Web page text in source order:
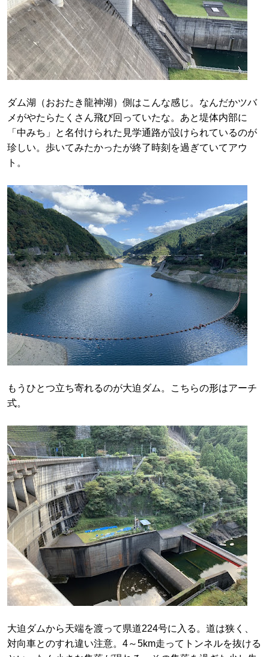
ダム湖（おおたき龍神湖）側はこんな感じ。なんだかツバ
メがやたらたくさん飛び回っていたな。あと堤体内部に
「中みち」と名付けられた見学通路が設けられているのが
珍しい。歩いてみたかったが終了時刻を過ぎていてアウ
ト。
もうひとつ立ち寄れるのが大迫ダム。こちらの形はアーチ
式。
大迫ダムから天端を渡って県道224号に入る。道は狭く、
対向車とのすれ違い注意。4～5km走ってトンネルを抜ける